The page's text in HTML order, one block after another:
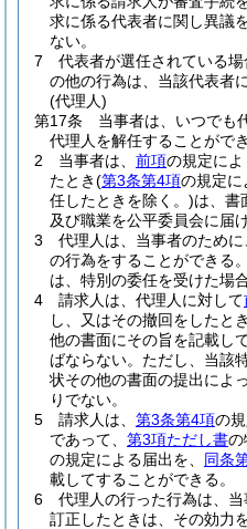
求に係る代表者に関し異議
ない。
7
代表者が選任されている
の他の行為は、当該代表者
(代理人)
第17条
当事者は、いつでも
代理人を解任することができ
2
当事者は、 前項の規定に
たとき(第3条第4項の規定に
任したときを除く。)は、書
及び職業を公平委員会に届
3
代理人は、当事者のため
の行為をすることができる。
は、特別の委任を受けた場
4
請求人は、代理人に対して
し、又はその撤回をしたとき
他の書面にその旨を記載し
ばならない。 ただし、当該
状その他の書面の提出によ
りでない。
5
請求人は、 第3条第4項の
であって、 第3項ただし書の
の規定による届出を、 同条
載してすることができる。
6
代理人の行った行為は、
訂正したときは、その効力を